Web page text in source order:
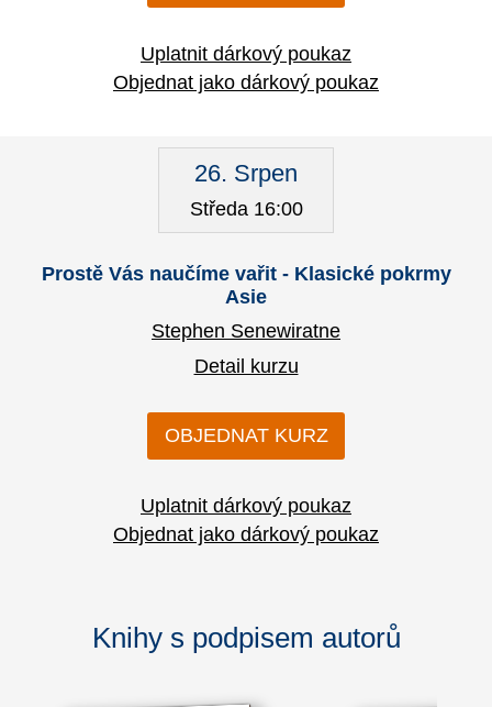
Uplatnit dárkový poukaz
Objednat jako dárkový poukaz
26. Srpen
Středa 16:00
Prostě Vás naučíme vařit - Klasické pokrmy
Asie
Stephen Senewiratne
Detail kurzu
OBJEDNAT KURZ
Uplatnit dárkový poukaz
Objednat jako dárkový poukaz
Knihy s podpisem autorů